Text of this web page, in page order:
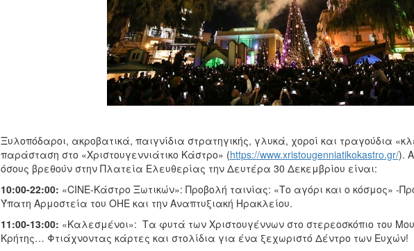
Ξυλοπόδαροι, ακροβατικά, παιγνίδια στρατηγικής, γλυκά, χοροί και τραγούδια
παράσταση στο «Χριστουγεννιάτικο Κάστρο» (https://www.xristougenniatikokastro.gr/).
όσους βρεθούν στην Πλατεία Ελευθερίας την Δευτέρα 30 Δεκεμβρίου είναι:
10:00-22:00: «CΙΝΕ-Κάστρο Ξωτικών»: Προβολή ταινίας: «Το αγόρι και ο κόσμος» -
Ύπατη Αρμοστεία του ΟΗΕ και την Αναπτυξιακή Ηρακλείου.
11:00-13:00: «Καλεσμένοι»: Τα φυτά των Χριστουγέννων στο στερεοσκόπιο του
Κρήτης… Φτιάχνοντας κάρτες και στολίδια για ένα ξεχωριστό Δέντρο των Ευχών!